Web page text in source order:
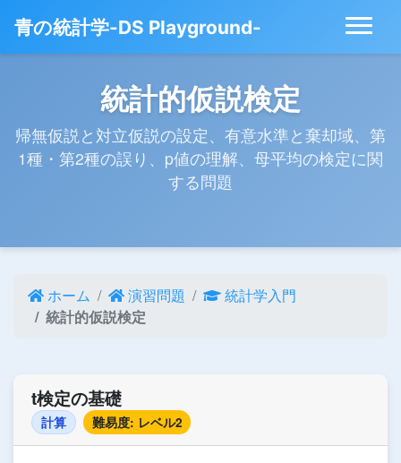
青の統計学-DS Playground-
統計的仮説検定
帰無仮説と対立仮説の設定、有意水準と棄却域、第
1種・第2種の誤り、p値の理解、母平均の検定に関
する問題
ホーム 演習問題
統計学入門
統計的仮説検定
t検定の基礎
計算 難易度: レベル2